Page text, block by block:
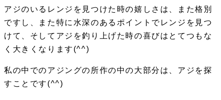
アジのいるレンジを見つけた時の嬉しさは、また格別
ですし、また特に水深のあるポイントでレンジを見つ
けて、そしてアジを釣り上げた時の喜びはとてつもな
く大きくなります(^^)
私の中でのアジングの所作の中の大部分は、アジを探
すことです(^^)